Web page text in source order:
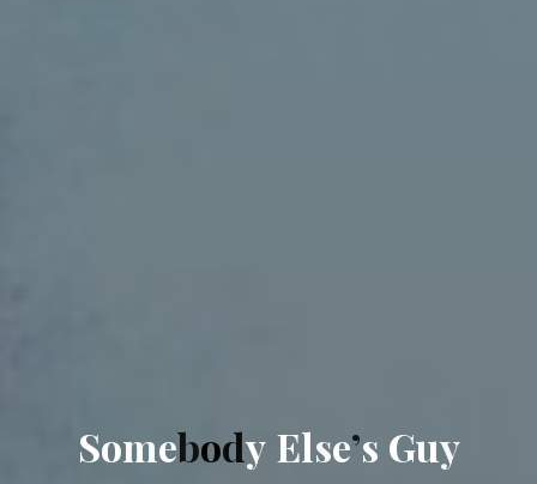
Somebody Else’s Guy